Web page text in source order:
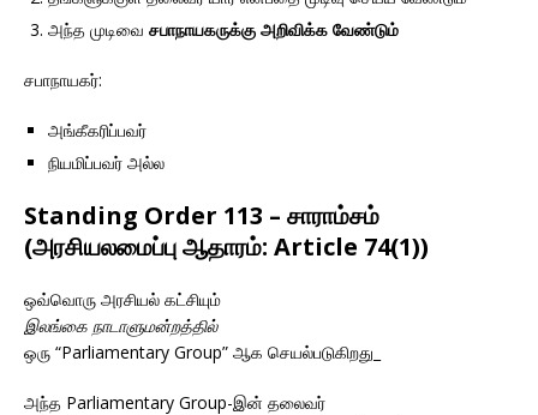
அந்த முடிவை சபாநாயகருக்கு அறிவிக்க வேண்டும்
சபாநாயகர்:
அங்கீகரிப்பவர்
நியமிப்பவர் அல்ல
Standing Order 113 – சாராம்சம்
(அரசியலமைப்பு ஆதாரம்: Article 74(1))
ஒவ்வொரு அரசியல் கட்சியும்
இலங்கை நாடாளுமன்றத்தில்
ஒரு “Parliamentary Group” ஆக செயல்படுகிறது_
அந்த Parliamentary Group-இன் தலைவர்